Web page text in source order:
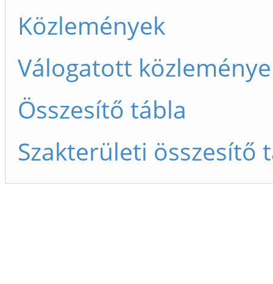
Közlemények
Válogatott
Összesítő tábla
Szakterületi összesítő